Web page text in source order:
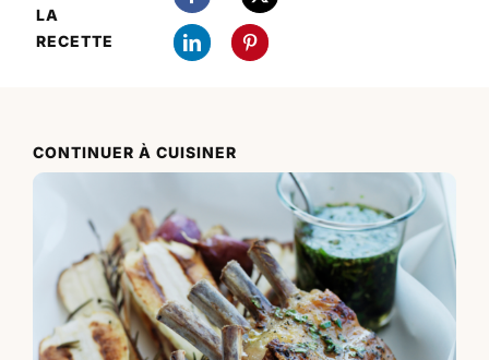
LA
RECETTE
CONTINUER À CUISINER